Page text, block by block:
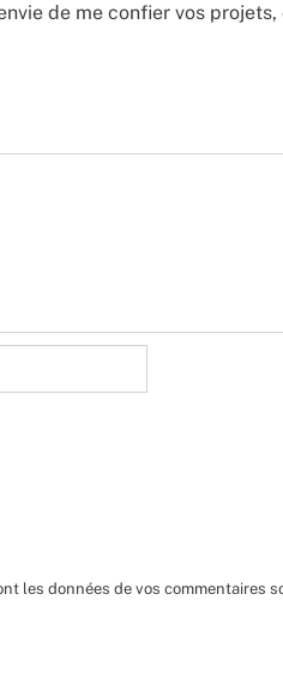
de me confier vos projets,
les données de vos commentaires